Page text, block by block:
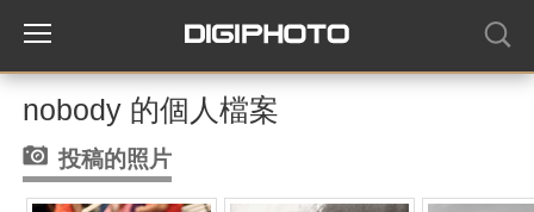
nobody 的個人檔案
投稿的照片